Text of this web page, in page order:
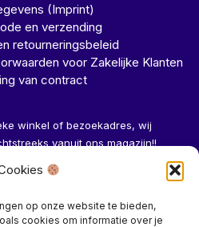
op onze website te bieden,
cookies om informatie over je
(Imprint)
en verzending
retourneringsbeleid
voor Zakelijke Klanten
van contract
winkel of bezoekadres, wij
vanuit ons magazijn!!
aanvragen →